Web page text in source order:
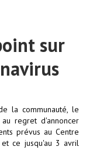
sur
la communauté, le
regret d'annoncer
prévus au Centre
ce jusqu'au 3 avril